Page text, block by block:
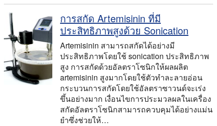
การสกัด Artemisinin ที่มี
ประสิทธิภาพสูงด้วย Sonication
Artemisinin สามารถสกัดได้อย่างมี
ประสิทธิภาพโดยใช้ sonication ประสิทธิภาพ
สูง การสกัดด้วยอัลตราโซนิกให้ผลผลิต
artemisinin สูงมากโดยใช้ตัวทําละลายอ่อน
กระบวนการสกัดโดยใช้อัลตราซาวนด์จะเร่ง
ขึ้นอย่างมาก เงื่อนไขการประมวลผลในเครื่อง
สกัดอัลตราโซนิกสามารถควบคุมได้อย่างแม่น
ยําซึ่งช่วยให้…